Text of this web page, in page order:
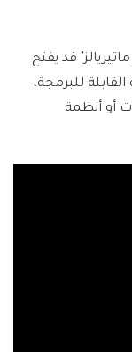
قد يفتح
للبرمجة،
أو أنظمة